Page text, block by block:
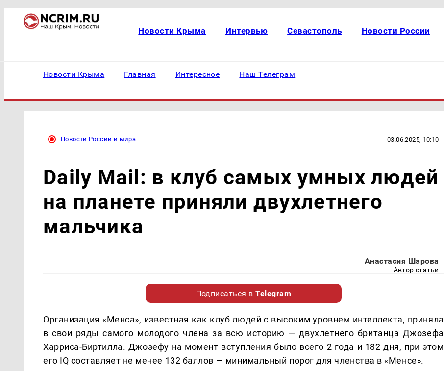
Новости Крыма Интервью Севастополь Новости России
Новости Крыма Главная Интересное Наш Телеграм
Новости России и мира 03.06.2025, 10:10
Daily Mail: в клуб самых умных людей
на планете приняли двухлетнего
мальчика
Анастасия Шарова
Автор статьи
Подписаться вTelegram
Организация «Менса», известная как клуб людей с высоким уровнем интеллекта, приняла
в свои ряды самого молодого члена за всю историю — двухлетнего британца Джозефа
Харриса-Биртилла. Джозефу на момент вступления было всего 2 года и 182 дня, при этом
его IQ составляет не менее 132 баллов — минимальный порог для членства в «Менсе».